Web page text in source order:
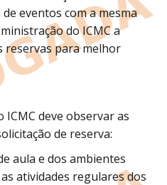
eventos com a mesma
do ICMC a
reservas para melhor
ICMC deve observar as
de reserva:
aula e dos ambientes
atividades regulares dos